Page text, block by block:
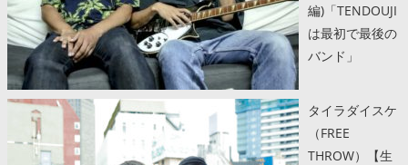
編)「TENDOUJI
は最初で最後の
バンド」
タイラダイスケ
（FREE
THROW）【生